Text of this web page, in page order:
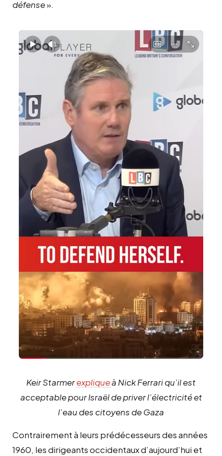
défense».
Keir Starmerexpliqueà Nick Ferrari qu’il est
acceptable pour Israël de priver l’électricité et
l’eau des citoyens de Gaza
Contrairement à leurs prédécesseurs des années
1960, les dirigeants occidentaux d’aujourd’hui et